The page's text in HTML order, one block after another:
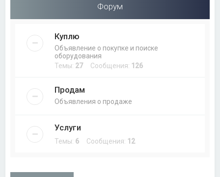
Форум
Куплю
Объявление о покупке и поиске
оборудования
Темы: 27Сообщения: 126
Продам
Объявления о продаже
Услуги
Темы: 6 Сообщения: 12